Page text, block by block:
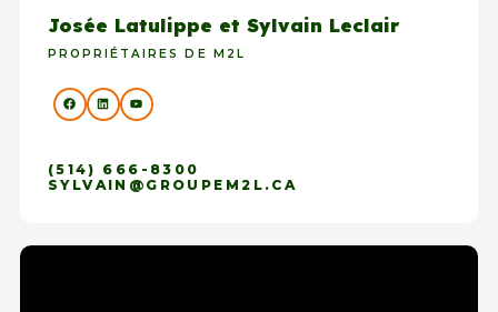
Josée Latulippe et Sylvain Leclair
PROPRIÉTAIRES DE M2L
(514) 666-8300
SYLVAIN@GROUPEM2L.CA